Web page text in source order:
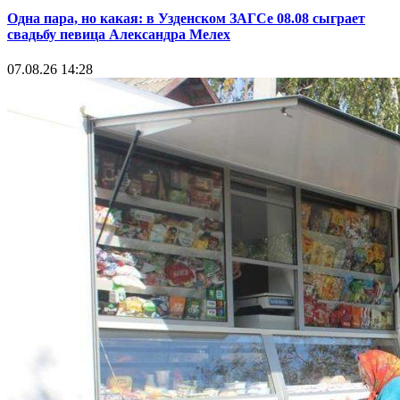
Одна пара, но какая: в Узденском ЗАГСе 08.08 сыграет
свадьбу певица Александра Мелех
07.08.26 14:28